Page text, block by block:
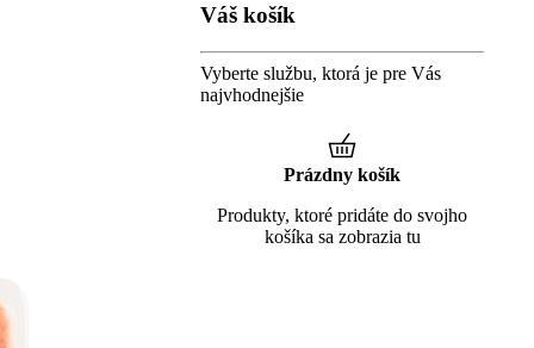
Váš košík
Vyberte službu, ktorá je pre Vás
najvhodnejšie
Prázdny košík
Produkty, ktoré pridáte do svojho
košíka sa zobrazia tu